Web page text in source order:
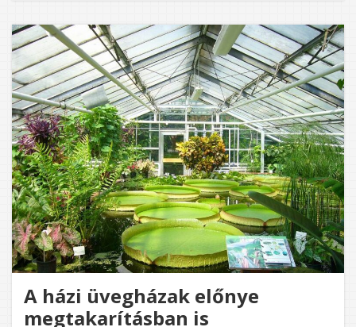
A
A házi üvegházak előnye
megtakarításban is